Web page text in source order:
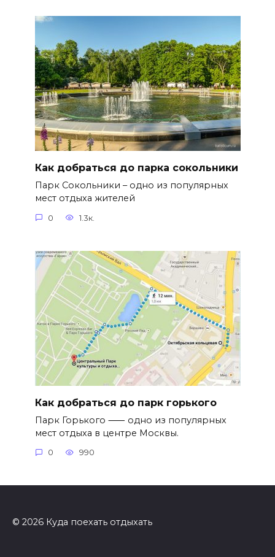
Как добраться до парка сокольники
Парк Сокольники – одно из популярных
мест отдыха жителей
0 1.3к.
Как добраться до парк горького
Парк Горького ⸺ одно из популярных
мест отдыха в центре Москвы.
0 990
© 2026 Куда поехать отдыхать